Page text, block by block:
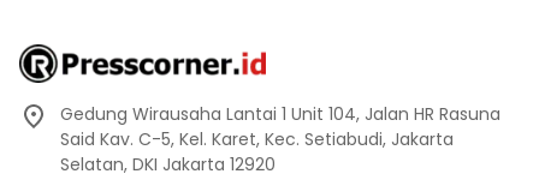
Gedung Wirausaha Lantai 1 Unit 104, Jalan HR Rasuna
Said Kav. C-5, Kel. Karet, Kec. Setiabudi, Jakarta
Selatan, DKI Jakarta 12920